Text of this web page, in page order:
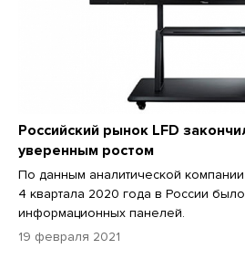
Российский рынок LFD
уверенным ростом
По данным аналитической
4 квартала 2020 года в России
информационных панелей.
19 февраля 2021